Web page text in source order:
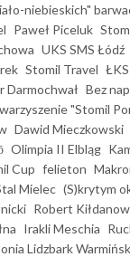
niebieskich"
Paweł Piceluk
UKS SMS Łódź
Stomil Travel
Darmochwał Bez
"Stomil
Dawid Mieczkowski
Olimpia II Elbląg
Cup felieton
Mielec (S)krytym
Robert
Irakli Meschia
Lidzbark